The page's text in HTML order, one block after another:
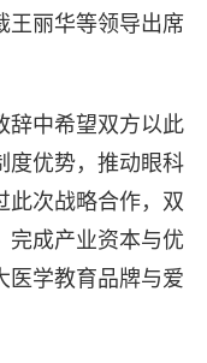
王丽华等领导出席
中希望双方以此
度优势，推动眼科
此次战略合作，双
完成产业资本与优
医学教育品牌与爱